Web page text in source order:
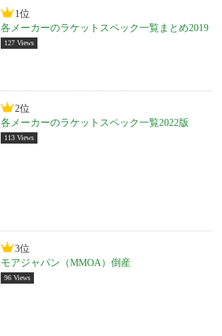
1位
各メーカーのラケットスペック一覧まとめ2019
127 Views
2位
各メーカーのラケットスペック一覧2022版
113 Views
3位
モアジャパン（MMOA）倒産
96 Views